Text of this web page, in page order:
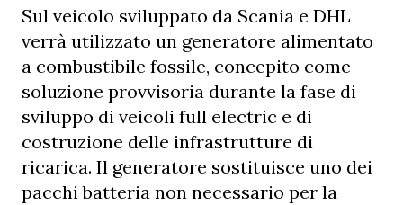
Sul veicolo sviluppato da Scania e DHL
verrà utilizzato un generatore alimentato
a combustibile fossile, concepito come
soluzione provvisoria durante la fase di
sviluppo di veicoli full electric e di
costruzione delle infrastrutture di
ricarica. Il generatore sostituisce uno dei
pacchi batteria non necessario per la